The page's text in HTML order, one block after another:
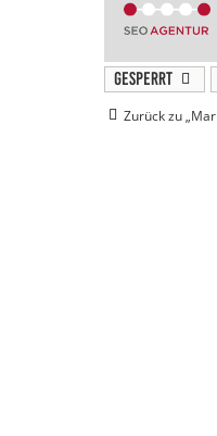
Gesperrt
Zurück zu